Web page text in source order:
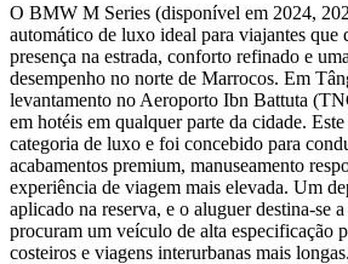
O BMW M Series (disponível em 2024,
automático de luxo ideal para viajantes que
presença na estrada, conforto refinado e
desempenho no norte de Marrocos. Em
levantamento no Aeroporto Ibn Battuta
em hotéis em qualquer parte da cidade.
categoria de luxo e foi concebido para
acabamentos premium, manuseamento
experiência de viagem mais elevada. Um
aplicado na reserva, e o aluguer destina-se
procuram um veículo de alta especificação
costeiros e viagens interurbanas mais longas.